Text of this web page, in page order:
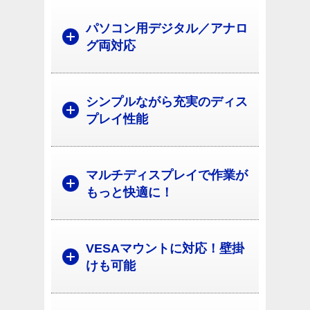
パソコン用デジタル／アナロ
グ両対応
シンプルながら充実のディス
プレイ性能
マルチディスプレイで作業が
もっと快適に！
VESAマウントに対応！壁掛
けも可能